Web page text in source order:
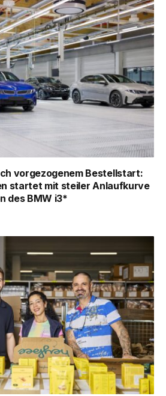
vorgezogenem Bestellstart:
startet mit steiler Anlaufkurve
des BMW i3*